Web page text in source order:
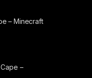
– Minecraft
–